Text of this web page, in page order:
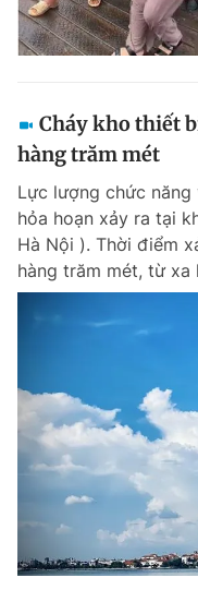
Cháy kho thiết
hàng trăm mét
Lực lượng chức
hỏa hoạn xảy ra tại
Hà Nội ). Thời điểm
hàng trăm mét, từ xa